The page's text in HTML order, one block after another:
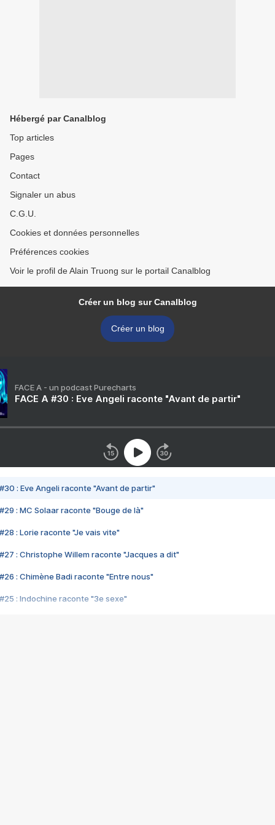
Hébergé par Canalblog
Top articles
Pages
Contact
Signaler un abus
C.G.U.
Cookies et données personnelles
Préférences cookies
Voir le profil de Alain Truong sur le portail Canalblog
Créer un blog sur Canalblog
Créer un blog
FACE A - un podcast Purecharts
FACE A #30 : Eve Angeli raconte "Avant de partir"
#30 : Eve Angeli raconte "Avant de partir"
#29 : MC Solaar raconte "Bouge de là"
#28 : Lorie raconte "Je vais vite"
#27 : Christophe Willem raconte "Jacques a dit"
#26 : Chimène Badi raconte "Entre nous"
#25 : Indochine raconte "3e sexe"